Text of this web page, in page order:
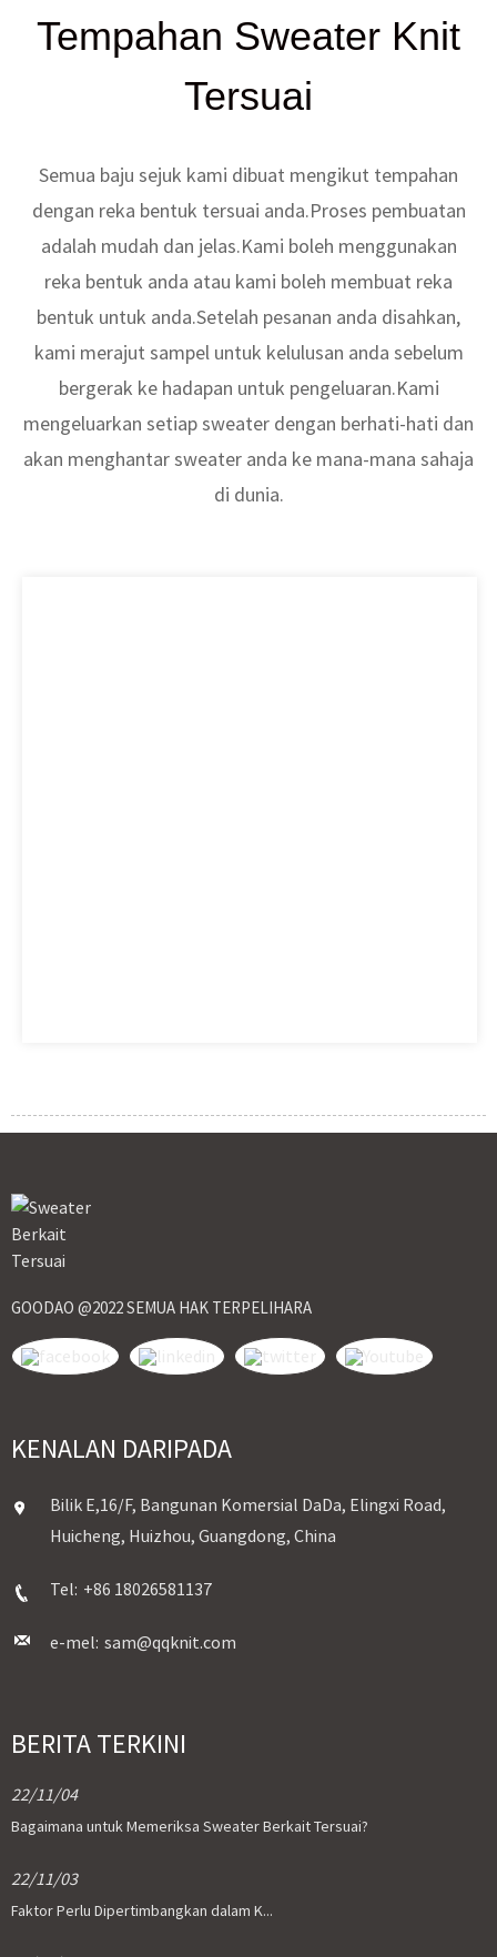
Tempahan Sweater Knit
Tersuai
Semua baju sejuk kami dibuat mengikut tempahan
dengan reka bentuk tersuai anda.Proses pembuatan
adalah mudah dan jelas.Kami boleh menggunakan
reka bentuk anda atau kami boleh membuat reka
bentuk untuk anda.Setelah pesanan anda disahkan,
kami merajut sampel untuk kelulusan anda sebelum
bergerak ke hadapan untuk pengeluaran.Kami
mengeluarkan setiap sweater dengan berhati-hati dan
akan menghantar sweater anda ke mana-mana sahaja
di dunia.
GOODAO @2022 SEMUA HAK TERPELIHARA
KENALAN DARIPADA
Bilik E,16/F, Bangunan Komersial DaDa, Elingxi Road,
Huicheng, Huizhou, Guangdong, China
Tel: +86 18026581137
e-mel: sam@qqknit.com
BERITA TERKINI
22/11/04
Bagaimana untuk Memeriksa Sweater Berkait Tersuai?
22/11/03
Faktor Perlu Dipertimbangkan dalam K...